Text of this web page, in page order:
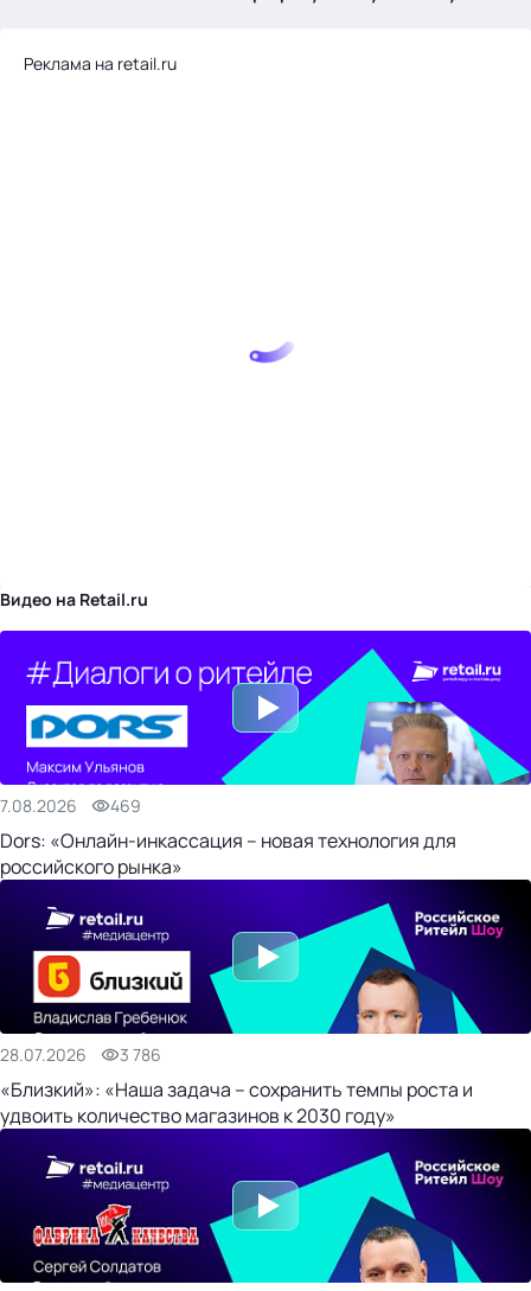
Реклама на retail.ru
Видео на Retail.ru
7.08.2026 469
Dors: «Онлайн-инкассация – новая технология для
российского рынка»
28.07.2026 3 786
«Близкий»: «Наша задача – сохранить темпы роста и
удвоить количество магазинов к 2030 году»